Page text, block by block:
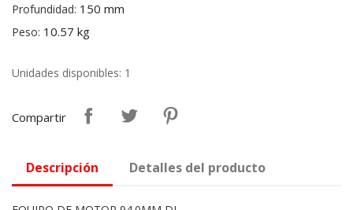
Profundidad: 150 mm
Peso: 10.57 kg
Unidades disponibles: 1
Compartir
Descripción Detalles del producto